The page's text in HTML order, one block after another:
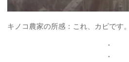
キノコ農家の所感：これ、カビです。
・
・